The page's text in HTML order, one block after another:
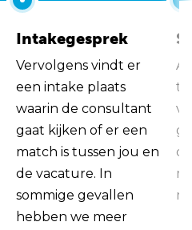
Intakegesprek
Vervolgens vindt er
een intake plaats
waarin de consultant
gaat kijken of er een
match is tussen jou en
de vacature. In
sommige gevallen
hebben we meer